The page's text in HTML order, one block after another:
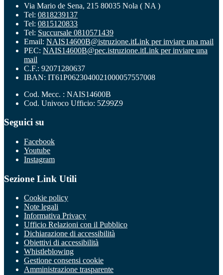
Via Mario de Sena, 215 80035 Nola ( NA )
Tel: 0818239137
Tel: 0815120833
Tel: Succursale 0810571439
Email: NAIS14600B@istruzione.itLink per inviare una mail
PEC: NAIS14600B@pec.istruzione.itLink per inviare una
mail
C.F.: 92071280637
IBAN: IT61P0623040021000057557008
Cod. Mecc. : NAIS14600B
Cod. Univoco Ufficio: 5Z99Z9
Seguici su
Facebook
Youtube
Instagram
Sezione Link Utili
Cookie policy
Note legali
Informativa Privacy
Ufficio Relazioni con il Pubblico
Dichiarazione di accessibilità
Obiettivi di accessibilità
Whistleblowing
Gestione consensi cookie
Amministrazione trasparente